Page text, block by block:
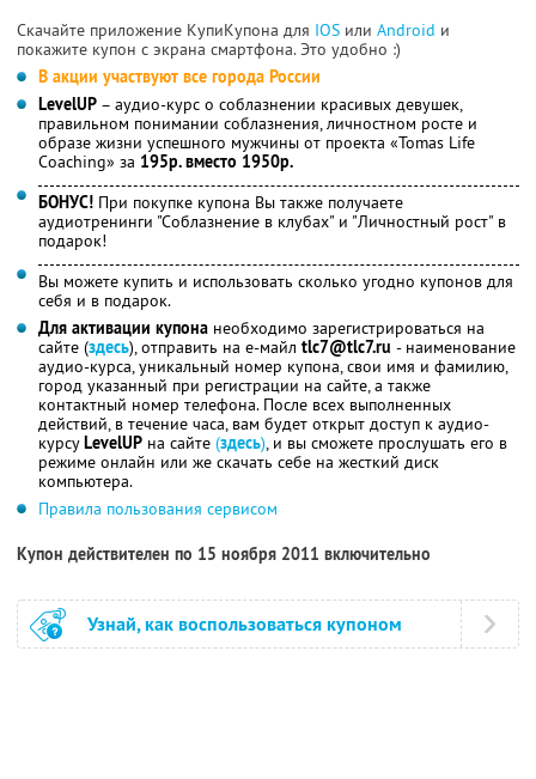
Скачайте приложение КупиКупона для IOS или Android и
покажите купон с экрана смартфона. Это удобно :)
В акции участвуют все города России
LevelUP – аудио-курс о соблазнении красивых девушек,
правильном понимании соблазнения, личностном росте и
образе жизни успешного мужчины от проекта «Tomas Life
Coaching» за 195р. вместо 1950р.
БОНУС! При покупке купона Вы также получаете
аудиотренинги "Соблазнение в клубах" и "Личностный рост" в
подарок!
Вы можете купить и использовать сколько угодно купонов для
себя и в подарок.
Для активации купона необходимо зарегистрироваться на
сайте (здесь), отправить на е-майл tlc7@tlc7.ru - наименование
аудио-курса, уникальный номер купона, свои имя и фамилию,
город указанный при регистрации на сайте, а также
контактный номер телефона. После всех выполненных
действий, в течение часа, вам будет открыт доступ к аудио-
курсуLevelUP на сайте (здесь), и вы сможете прослушать его в
режиме онлайн или же скачать себе на жесткий диск
компьютера.
Правила пользования сервисом
Купон действителен по 15 ноября 2011 включительно
Узнай, как воспользоваться купоном